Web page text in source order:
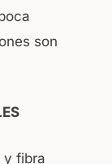
son
y fibra